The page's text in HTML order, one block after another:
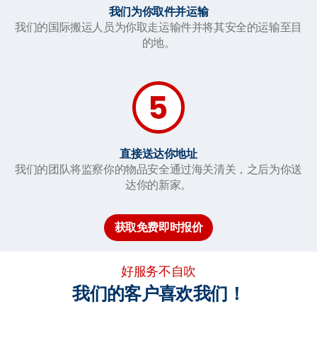
我们为你取件并运输
我们的国际搬运人员为你取走运输件并将其安全的运输至目
的地。
直接送达你地址
我们的团队将监察你的物品安全通过海关清关，之后为你送
达你的新家。
获取免费即时报价
好服务不自吹
我们的客户喜欢我们！